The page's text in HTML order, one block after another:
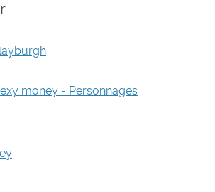
money - Personnages